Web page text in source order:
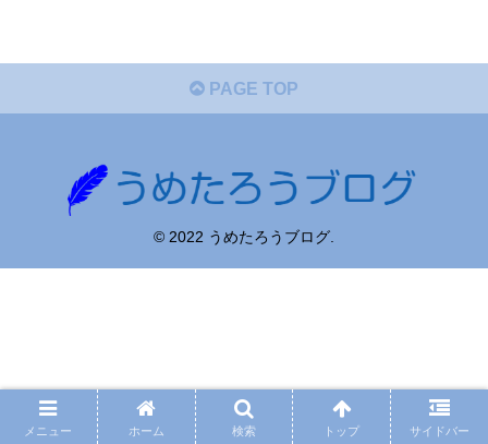
PAGE TOP
© 2022 うめたろうブログ.
メニュー ホーム 検索 トップ サイドバー